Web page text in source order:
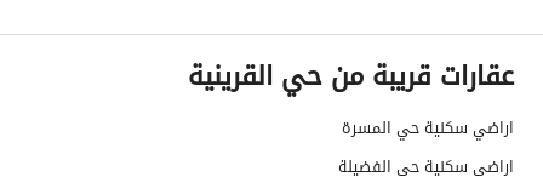
الضمانات والمدة
-
قنوات الاعلان
منصة مرخصة ،لوحة اعلانية ،منصات
هل يوجد اي التزام على
عقارات قريبة من حي القرينية
اراضي سكنية حي المسرة
اراضي سكنية حي الفضيلة